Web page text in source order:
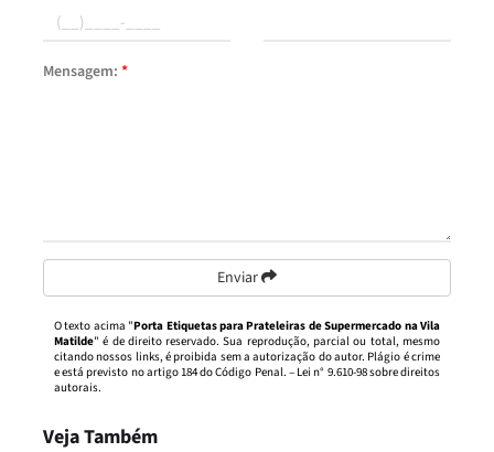
Mensagem: *
Enviar
O texto acima "Porta Etiquetas para Prateleiras de Supermercado na Vila
Matilde" é de direito reservado. Sua reprodução, parcial ou total, mesmo
citando nossos links, é proibida sem a autorização do autor. Plágio é crime
e está previsto no artigo 184 do Código Penal. – Lei n° 9.610-98 sobre direitos
autorais.
Veja Também